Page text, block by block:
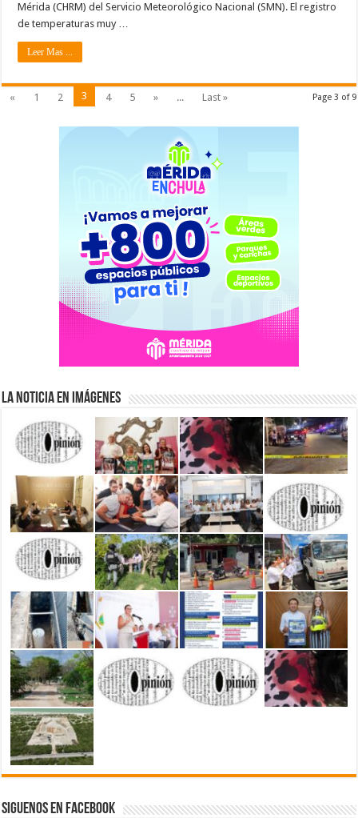
Mérida (CHRM) del Servicio Meteorológico Nacional (SMN). El registro
de temperaturas muy …
Leer Mas ...
Page 3 of 9
« 1 2 3 4 5 » ... Last »
La Noticia en Imágenes
Siguenos en Facebook